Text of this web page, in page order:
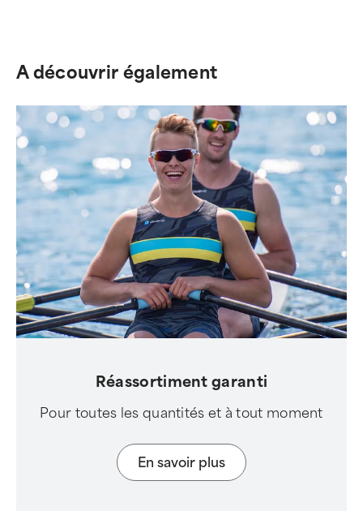
A découvrir également
Réassortiment garanti
Pour toutes les quantités et à tout moment
En savoir plus